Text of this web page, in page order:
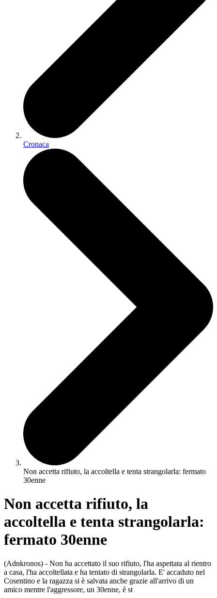
Cronaca
Non accetta rifiuto, la accoltella e tenta strangolarla: fermato
30enne
Non accetta rifiuto, la
accoltella e tenta strangolarla:
fermato 30enne
(Adnkronos) - Non ha accettato il suo rifiuto, l'ha aspettata al rientro
a casa, l'ha accoltellata e ha tentato di strangolarla. E' accaduto nel
Cosentino e la ragazza si è salvata anche grazie all'arrivo di un
amico mentre l'aggressore, un 30enne, è st